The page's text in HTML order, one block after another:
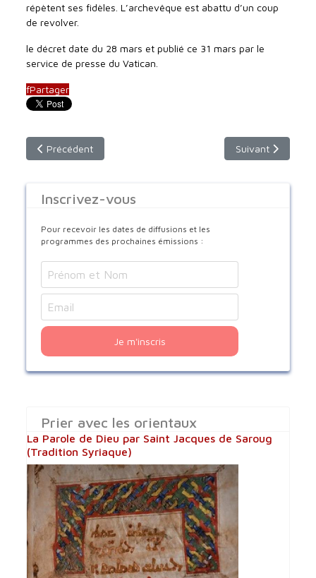
répètent ses fidèles. L’archevêque est abattu d’un coup
de revolver.
le décret date du 28 mars et publié ce 31 mars par le
service de presse du Vatican.
fPartager
Article précédent : St Grégoire de Narek
Précédent Article suivant :
Suivant
Inscrivez-vous
Pour recevoir les dates de diffusions et les
programmes des prochaines émissions :
Je m'inscris
Prier avec les orientaux
La Parole de Dieu par Saint Jacques de Saroug
(Tradition Syriaque)